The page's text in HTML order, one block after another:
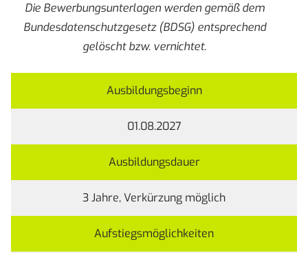
Die Bewerbungsunterlagen werden gemäß dem
Bundesdatenschutzgesetz (BDSG) entsprechend
gelöscht bzw. vernichtet.
Ausbildungsbeginn
01.08.2027
Ausbildungsdauer
3 Jahre, Verkürzung möglich
Aufstiegsmöglichkeiten